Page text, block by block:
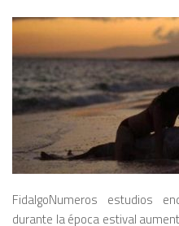
FidalgoNumeros estudios
durante la época estival